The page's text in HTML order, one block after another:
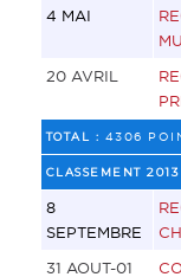
4 MAI
20 AVRIL
TOTAL : 4306
CLASSEMENT 2013
8
SEPTEMBRE
31 AOUT-01